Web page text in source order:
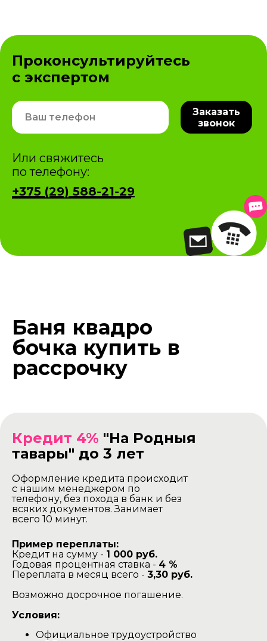
Заказать
звонок
Или свяжитесь
по телефону:
+375 (29) 588-21-29
Проконсультируйтесь
с экспертом
Баня квадро
бочка купить в
рассрочку
Кредит 4% "На Родныя
тавары" до 3 лет
Оформление кредита происходит
с нашим менеджером по
телефону, без похода в банк и без
всяких документов. Занимает
всего 10 минут.
Пример переплаты:
Кредит на сумму - 1 000 руб.
Годовая процентная ставка - 4 %
Переплата в месяц всего - 3,30 руб.
Возможно досрочное погашение.
Условия:
Официальное трудоустройство